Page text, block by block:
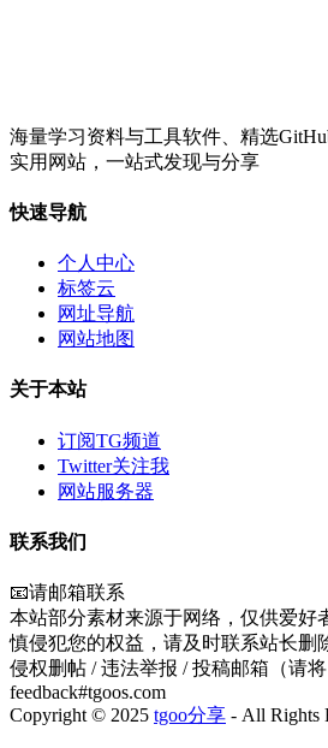
海量学习资料与工具软件、精选
实用网站，一站式发现与分享
快速导航
个人中心
标签云
网址导航
网站地图
关于本站
订阅TG频道
Twitter关注我
网站服务器
联系我们
📧请邮箱联系
本站部分素材来源于网络，仅供爱好
慎侵犯您的权益，请及时联系站长删
侵权删帖 / 违法举报 / 投稿邮箱（请将
feedback#tgoos.com
Copyright © 2025 tgoo分享 - All Rights